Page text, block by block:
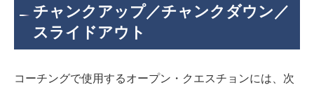
チャンクアップ／チャンクダウン／
スライドアウト
コーチングで使用するオープン・クエスチョンには、次